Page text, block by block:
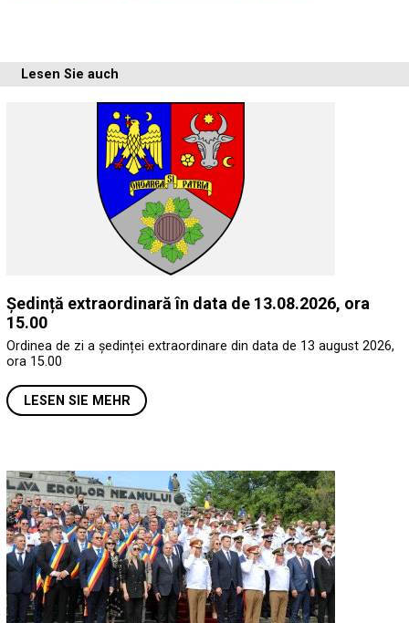
Lesen Sie auch
Ședință extraordinară în data de 13.08.2026, ora
15.00
Ordinea de zi a ședinței extraordinare din data de 13 august 2026,
ora 15.00
LESEN SIE MEHR